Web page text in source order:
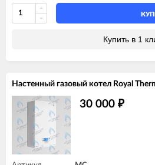
Купить в 1
Настенный газовый котел Royal
30 000 ₽